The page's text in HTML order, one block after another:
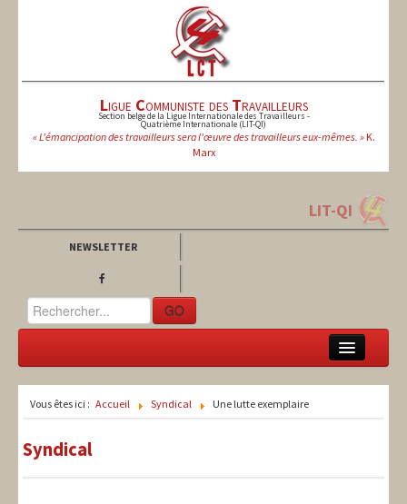
Ligue Communiste des Travailleurs
Section belge de la Ligue Internationale des Travailleurs -
Quatrième Internationale (LIT-QI)
« L'émancipation des travailleurs sera l'œuvre des travailleurs eux-mêmes. »K.
Marx
LIT-QI
NEWSLETTER
GO
Théorie
Vous êtes ici : Accueil Syndical Une lutte exemplaire
Syndical